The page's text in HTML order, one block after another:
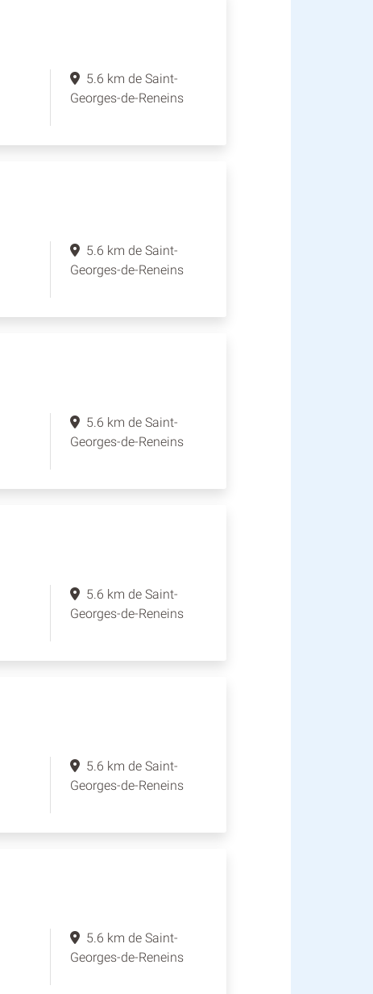
5.6 km de Saint-
Georges-de-Reneins
5.6 km de Saint-
Georges-de-Reneins
5.6 km de Saint-
Georges-de-Reneins
5.6 km de Saint-
Georges-de-Reneins
5.6 km de Saint-
Georges-de-Reneins
5.6 km de Saint-
Georges-de-Reneins